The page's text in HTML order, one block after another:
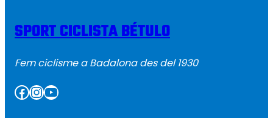
SPORT CICLISTA BÉTULO
Fem ciclisme a Badalona des del 1930
Facebook InstagramYouTube